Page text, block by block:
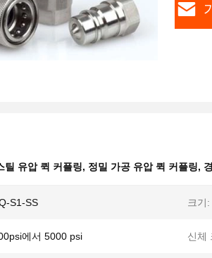
틸 유압 퀵 커플링, 정밀 가공 유압 퀵 커플링,
S1-SS 크기:
에서 5000 psi 신체